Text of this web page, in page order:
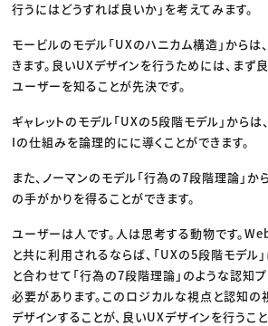
行うにはどうすれば良いか」を考えてみます。
モービルのモデル「UXのハニカム構造」からは
きます。良いUXデザインを行うためには、まず
ユーザーを知ることが先決です。
ギャレットのモデル「UXの5段階モデル」から
Iの仕組みを論理的にに導くことができます。
また、ノーマンのモデル「行為の7段階理論」
の手がかりを得ることができます。
ユーザーは人です。人は思考する動物です。
と共に利用されるならば、「UXの5段階モデル
と合わせて「行為の7段階理論」のような認知
必要があります。このロジカルな視点と認知
デザインすることが、良いUXデザインを行うこ